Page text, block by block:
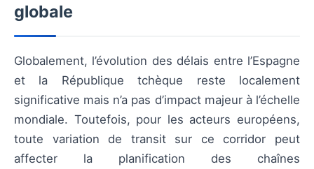
globale
Globalement, l’évolution des délais entre l’Espagne
et la République tchèque reste localement
significative mais n’a pas d’impact majeur à l’échelle
mondiale. Toutefois, pour les acteurs européens,
toute variation de transit sur ce corridor peut
affecter la planification des chaînes